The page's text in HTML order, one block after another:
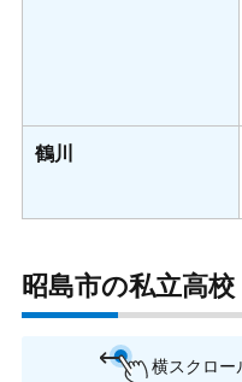
鶴川
昭島市の私立高
横スクロー